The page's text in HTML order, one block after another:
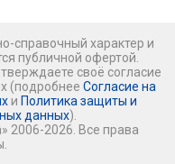
справочный характер и
публичной офертой.
своё согласие
(подробнее Согласие на
и Политика защиты и
данных).
2006-2026. Все права